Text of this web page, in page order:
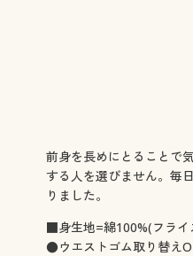
前身を長めにとることで
する人を選びません。毎
りました。
■身生地=綿100%(フライ
●ウエストゴム取り替え